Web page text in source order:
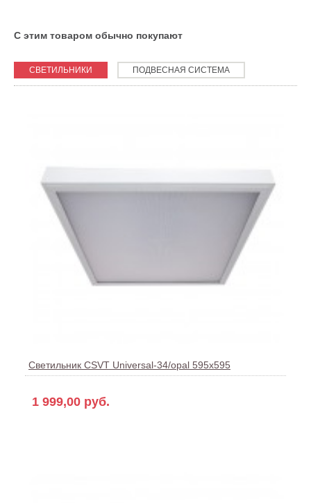
С этим товаром обычно покупают
СВЕТИЛЬНИКИ ПОДВЕСНАЯ СИСТЕМА
Светильник CSVT Universal-34/opal 595x595
1 999,00 руб.